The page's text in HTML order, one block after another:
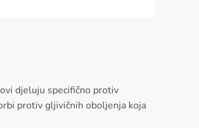
djeluju specifično protiv
protiv gljivičnih oboljenja koja